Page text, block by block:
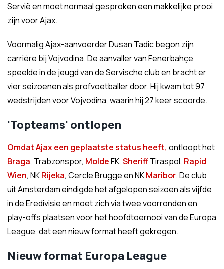
Servië en moet normaal gesproken een makkelijke prooi
zijn voor Ajax.
Voormalig Ajax-aanvoerder Dusan Tadic begon zijn
carrière bij Vojvodina. De aanvaller van Fenerbahçe
speelde in de jeugd van de Servische club en bracht er
vier seizoenen als profvoetballer door. Hij kwam tot 97
wedstrijden voor Vojvodina, waarin hij 27 keer scoorde.
'Topteams' ontlopen
Omdat Ajax een geplaatste status heeft, ontloopt het
Braga, Trabzonspor, MoldeFK, SheriffTiraspol, Rapid
Wien, NKRijeka, Cercle Brugge en NKMaribor. De club
uit Amsterdam eindigde het afgelopen seizoen als vijfde
in de Eredivisie en moet zich via twee voorronden en
play-offs plaatsen voor het hoofdtoernooi van de Europa
League, dat een nieuw format heeft gekregen.
Nieuw format Europa League